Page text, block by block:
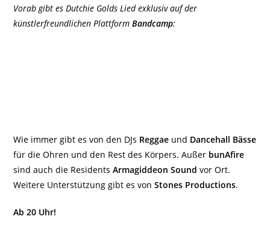
Vorab gibt es Dutchie Golds Lied exklusiv auf der
künstlerfreundlichen Plattform Bandcamp:
Wie immer gibt es von den DJs Reggae und Dancehall Bässe
für die Ohren und den Rest des Körpers. Außer bunAfire
sind auch die ResidentsArmagiddeon Soundvor Ort.
Weitere Unterstützung gibt es vonStones Productions.
Ab 20 Uhr!